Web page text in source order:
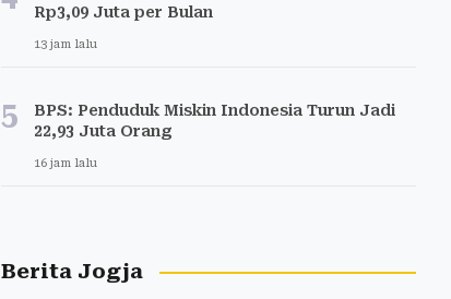
Rp3,09 Juta per Bulan
13 jam lalu
5
BPS: Penduduk Miskin Indonesia Turun Jadi
22,93 Juta Orang
16 jam lalu
Berita Jogja